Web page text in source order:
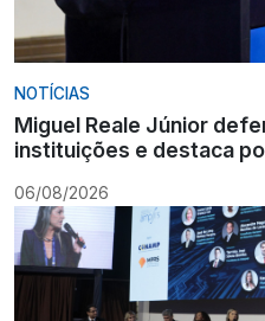
NOTÍCIAS
Miguel Reale Júnior
instituições e destaca
06/08/2026